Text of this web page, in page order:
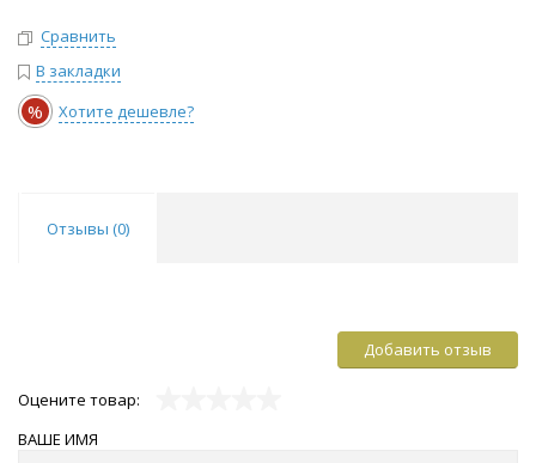
Сравнить
В закладки
% Хотите дешевле?
Отзывы (0)
Добавить отзыв
Оцените товар:
ВАШЕ ИМЯ